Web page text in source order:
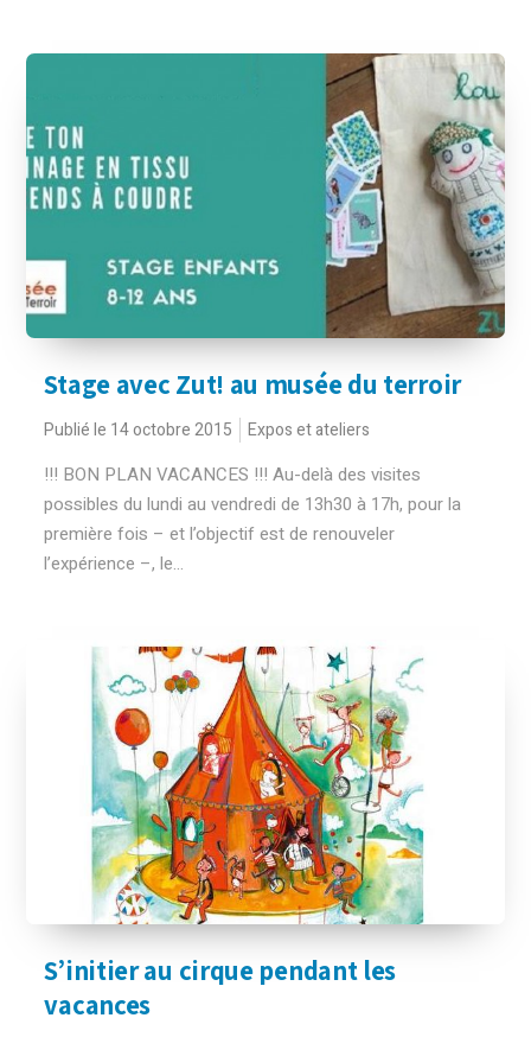
Stage avec Zut! au musée du terroir
Publié le 14 octobre 2015 Expos et ateliers
!!! BON PLAN VACANCES !!! Au-delà des visites
possibles du lundi au vendredi de 13h30 à 17h, pour la
première fois – et l’objectif est de renouveler
l’expérience –, le...
S’initier au cirque pendant les
vacances